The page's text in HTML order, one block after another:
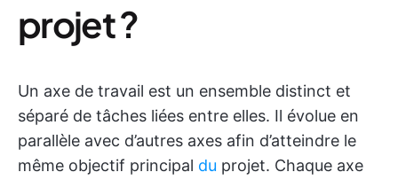
projet ?
Un axe de travail est un ensemble distinct et
séparé de tâches liées entre elles. Il évolue en
parallèle avec d’autres axes afin d’atteindre le
même objectif principal du projet. Chaque axe